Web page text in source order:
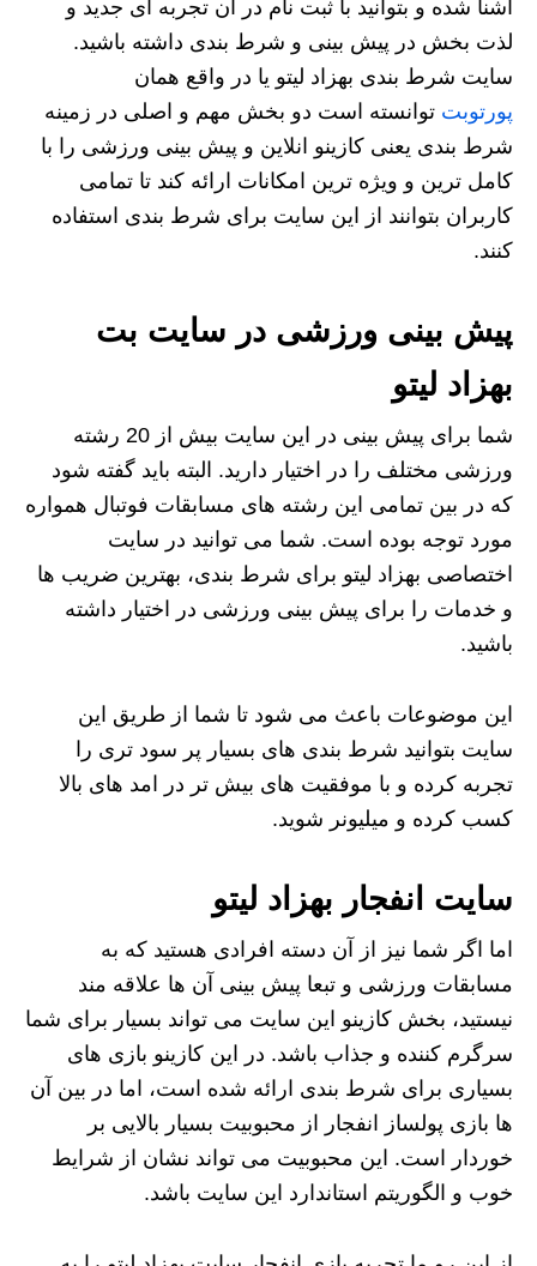
آشنا شده و بتوانید با ثبت نام در ان تجربه ای جدید و
لذت بخش در پیش بینی و شرط بندی داشته باشید.
سایت شرط بندی بهزاد لیتو یا در واقع همان
پورتوبت توانسته است دو بخش مهم و اصلی در زمینه
شرط بندی یعنی کازینو انلاین و پیش بینی ورزشی را با
کامل ترین و ویژه ترین امکانات ارائه کند تا تمامی
کاربران بتوانند از این سایت برای شرط بندی استفاده
کنند.
پیش بینی ورزشی در سایت بت
بهزاد لیتو
شما برای پیش بینی در این سایت بیش از 20 رشته
ورزشی مختلف را در اختیار دارید. البته باید گفته شود
که در بین تمامی این رشته های مسابقات فوتبال همواره
مورد توجه بوده است. شما می توانید در سایت
اختصاصی بهزاد لیتو برای شرط بندی، بهترین ضریب ها
و خدمات را برای پیش بینی ورزشی در اختیار داشته
باشید.
این موضوعات باعث می شود تا شما از طریق این
سایت بتوانید شرط بندی های بسیار پر سود تری را
تجربه کرده و با موفقیت های بیش تر در امد های بالا
کسب کرده و میلیونر شوید.
سایت انفجار بهزاد لیتو
اما اگر شما نیز از آن دسته افرادی هستید که به
مسابقات ورزشی و تبعا پیش بینی آن ها علاقه مند
نیستید، بخش کازینو این سایت می تواند بسیار برای شما
سرگرم کننده و جذاب باشد. در این کازینو بازی های
بسیاری برای شرط بندی ارائه شده است، اما در بین آن
ها بازی پولساز انفجار از محبوبیت بسیار بالایی بر
خوردار است. این محبوبیت می تواند نشان از شرایط
خوب و الگوریتم استاندارد این سایت باشد.